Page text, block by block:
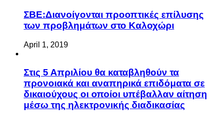
ΣΒΕ:Διανοίγονται προοπτικές επίλυσης
των προβλημάτων στο Καλοχώρι
April 1, 2019
Στις 5 Απριλίου θα καταβληθούν τα
προνοιακά και αναπηρικά επιδόματα σε
δικαιούχους οι οποίοι υπέβαλλαν αίτηση
μέσω της ηλεκτρονικής διαδικασίας